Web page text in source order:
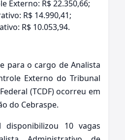
Externo: R$ 22.350,66;
R$ 14.990,41;
R$ 10.053,94.
para o cargo de Analista
Externo do Tribunal
(TCDF) ocorreu em
do Cebraspe.
10 vagas